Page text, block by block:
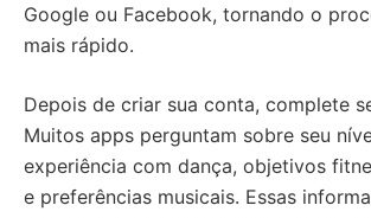
Google ou Facebook, tornando o
mais rápido.
Depois de criar sua conta, complete
Muitos apps perguntam sobre seu
experiência com dança, objetivos
e preferências musicais. Essas